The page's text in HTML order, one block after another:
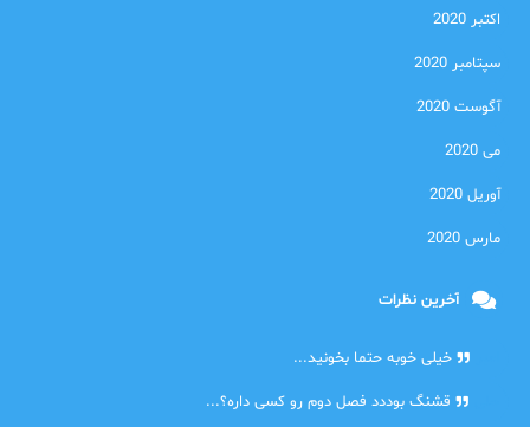
اکتبر 2020
سپتامبر 2020
آگوست 2020
می 2020
آوریل 2020
مارس 2020
آخرین نظرات
خیلی خوبه حتما بخونید...
قشنگ بوددد فصل دوم رو کسی داره؟...